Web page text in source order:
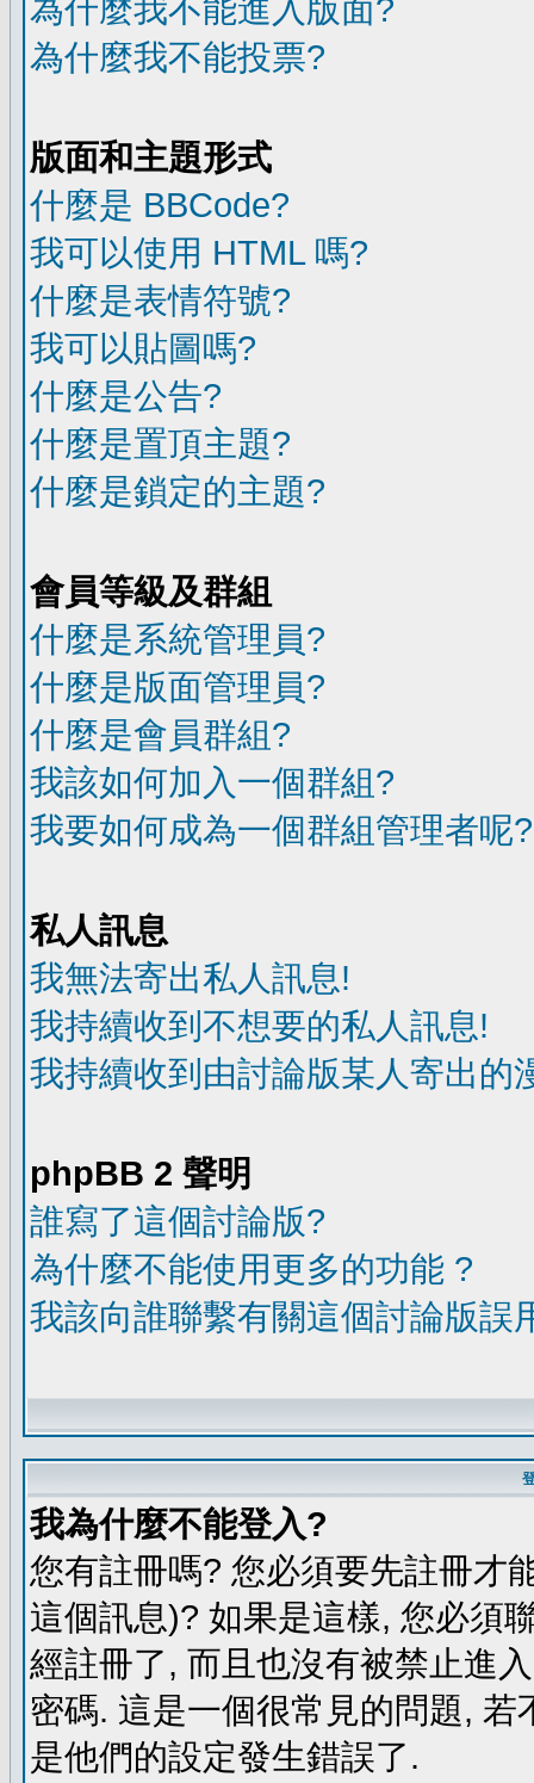
為什麼我不能進入版面?
為什麼我不能投票?
版面和主題形式
什麼是 BBCode?
我可以使用 HTML 嗎?
什麼是表情符號?
我可以貼圖嗎?
什麼是公告?
什麼是置頂主題?
什麼是鎖定的主題?
會員等級及群組
什麼是系統管理員?
什麼是版面管理員?
什麼是會員群組?
我該如何加入一個群組?
我要如何成為一個群組管理者呢?
私人訊息
我無法寄出私人訊息!
我持續收到不想要的私人訊息!
我持續收到由討論版某人寄出的
phpBB 2 聲明
誰寫了這個討論版?
為什麼不能使用更多的功能 ?
我該向誰聯繫有關這個討論版誤
我為什麼不能登入?
您有註冊嗎? 您必須要先註冊才
這個訊息)? 如果是這樣, 您必須
經註冊了, 而且也沒有被禁止進
密碼. 這是一個很常見的問題,
是他們的設定發生錯誤了.